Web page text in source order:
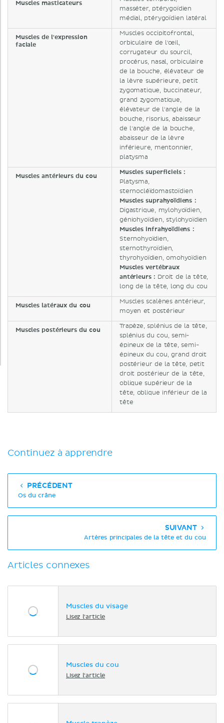
Muscles masticateurs
masséter, ptérygoïdien
médial, ptérygoïdien latéral
Muscles de l'expression
faciale
Muscles occipitofrontal,
orbiculaire de l'œil,
corrugateur du sourcil,
procérus, nasal, orbiculaire
de la bouche, élévateur de
la lèvre supérieure, petit
zygomatique, buccinateur,
grand zygomatique,
élévateur de l'angle de la
bouche, risorius, abaisseur
de l'angle de la bouche,
abaisseur de la lèvre
inférieure, mentonnier,
platysma
Muscles antérieurs du cou
Muscles superficiels :
Platysma,
sternocléïdomastoïdien
Muscles suprahyoïdiens :
Digastrique, mylohyoïdien,
géniohyoïdien, stylohyoïdien
Muscles infrahyoïdiens :
Sternohyoïdien,
sternothyroïdien,
thyrohyoïdien, omohyoïdien
Muscles vertébraux
antérieurs : Droit de la tête,
long de la tête, long du cou
Muscles latéraux du cou
Muscles scalènes antérieur,
moyen et postérieur
Muscles postérieurs du cou
Trapèze, splénius de la tête,
splénius du cou, semi-
épineux de la tête, semi-
épineux du cou, grand droit
postérieur de la tête, petit
droit postérieur de la tête,
oblique supérieur de la
tête, oblique inférieur de la
tête
Continuez à apprendre
PRÉCÉDENT
Os du crâne
SUIVANT
Artères principales de la tête et du cou
Articles connexes
Muscles du visage
Lisez l'article
Muscles du cou
Lisez l'article